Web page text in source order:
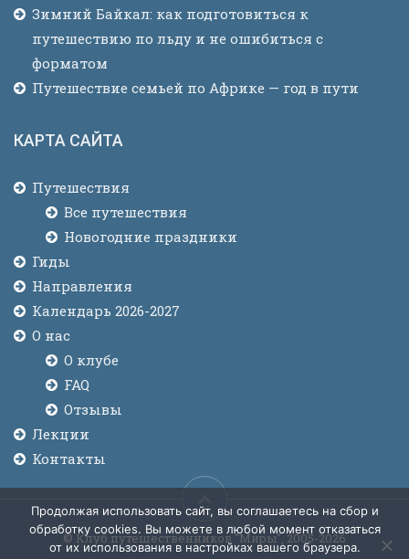
Зимний Байкал: как подготовиться к
путешествию по льду и не ошибиться с
форматом
Путешествие семьей по Африке — год в пути
КАРТА САЙТА
Путешествия
Все путешествия
Новогодние праздники
Гиды
Направления
Календарь 2026-2027
О нас
О клубе
FAQ
Отзывы
Лекции
Контакты
© Клуб путешественников "Миры", 2005-2026
Продолжая использовать сайт, вы соглашаетесь на сбор и
обработку cookies. Вы можете в любой момент отказаться
от их использования в настройках вашего браузера.